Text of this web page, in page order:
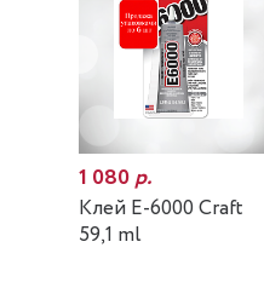
1 080р.
Клей E-6000 Craft
59,1 ml